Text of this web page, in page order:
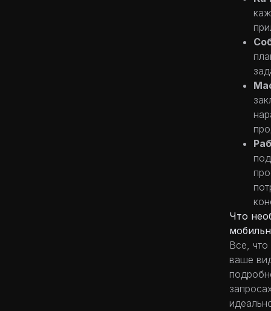
Что
Все,
ваше